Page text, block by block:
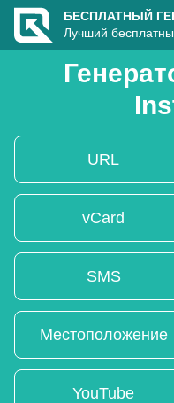
БЕСПЛАТНЫЙ
Лучший
URL
vCard
SMS
Местоположение
YouTube